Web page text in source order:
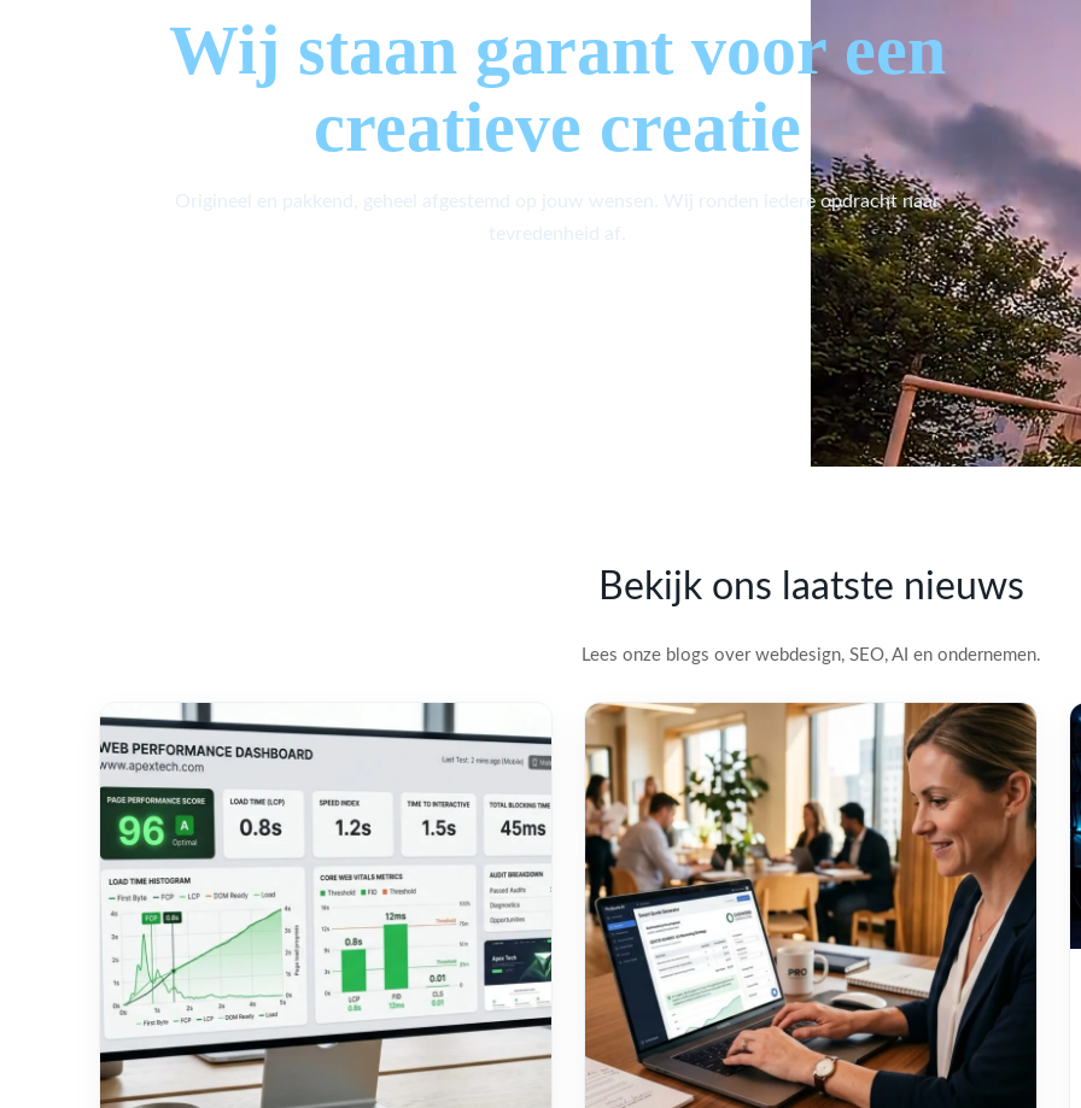
Wij staan garant voor een
creatieve creatie
Origineel en pakkend, geheel afgestemd op jouw wensen. Wij ronden iedere opdracht naar
tevredenheid af.
Bekijk ons laatste nieuws
Lees onze blogs over webdesign, SEO, AI en ondernemen.